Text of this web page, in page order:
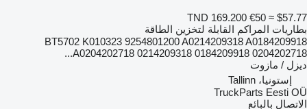
TND 169.200 €50 ≈ $57.77
بطاريات المراكم القابلة لتخزين الطاقة
BT5702 K010323 9254801200 A0214209318 A0184209918
A0204202718 0214209318 0184209918 0204202718...
ديزل / مازوت
إستونيا، Tallinn
TruckParts Eesti OÜ
الاتصال بالبائع